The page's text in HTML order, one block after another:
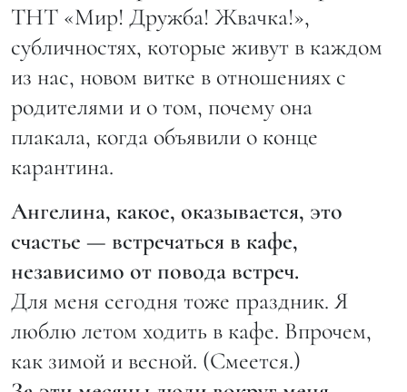
ТНТ «Мир! Дружба! Жвачка!»,
субличностях, которые живут в каждом
из нас, новом витке в отношениях с
родителями и о том, почему она
плакала, когда объявили о конце
карантина.
Ангелина, какое, оказывается, это
счастье — встречаться в кафе,
независимо от повода встреч.
Для меня сегодня тоже праздник. Я
люблю летом ходить в кафе. Впрочем,
как зимой и весной. (Смеется.)